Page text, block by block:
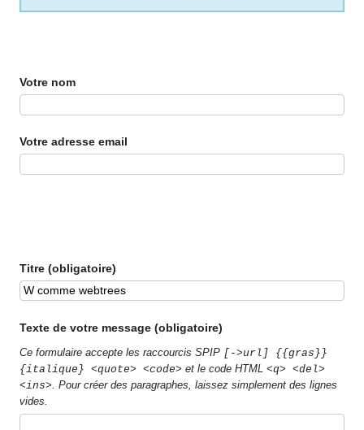
Votre nom
Votre adresse email
Titre (obligatoire)
Texte de votre message (obligatoire)
Ce formulaire accepte les raccourcis SPIP [->url] {{gras}}
{italique} <quote> <code> et le code HTML<q> <del>
<ins>. Pour créer des paragraphes, laissez simplement des lignes
vides.